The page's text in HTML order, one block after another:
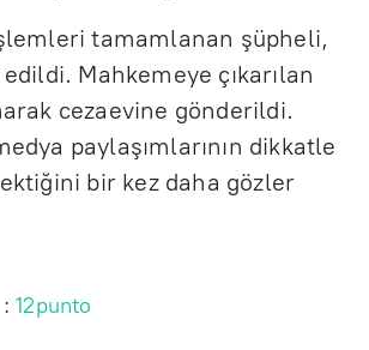
tamamlanan şüpheli,
Mahkemeye çıkarılan
cezaevine gönderildi.
paylaşımlarının dikkatle
bir kez daha gözler
:12punto